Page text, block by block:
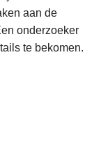
aan de
onderzoeker
te bekomen.